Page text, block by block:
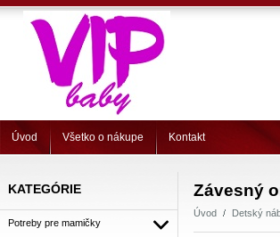
Úvod Všetko o nákupe Kontakt
KATEGÓRIE
Potreby pre mamičky
Závesný
Úvod Detský